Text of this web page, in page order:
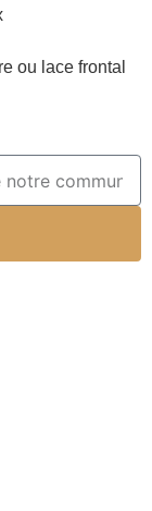
ou lace frontal